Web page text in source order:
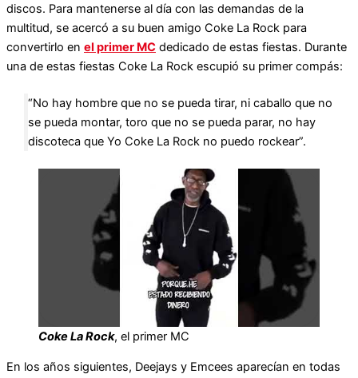
discos. Para mantenerse al día con las demandas de la
multitud, se acercó a su buen amigo Coke La Rock para
convertirlo en el primer MC dedicado de estas fiestas. Durante
una de estas fiestas Coke La Rock escupió su primer compás:
“No hay hombre que no se pueda tirar, ni caballo que no
se pueda montar, toro que no se pueda parar, no hay
discoteca que Yo Coke La Rock no puedo rockear”.
Coke La Rock, el primer MC
En los años siguientes, Deejays y Emcees aparecían en todas